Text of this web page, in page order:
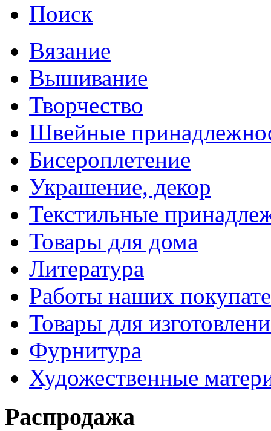
Поиск
Вязание
Вышивание
Творчество
Швейные
Бисероплетение
Украшение, декор
Текстильные
Товары для дома
Литература
Работы наших
Товары для
Фурнитура
Художественные
Распродажа